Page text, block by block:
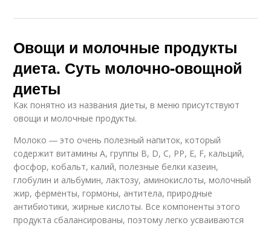
Овощи и молочные продукты
диета. Суть молочно-овощной
диеты
Как понятно из названия диеты, в меню присутствуют
овощи и молочные продукты.
Молоко ― это очень полезный напиток, который
содержит витамины А, группы В, D, С, РР, Е, F, кальций,
фосфор, кобальт, калий, полезные белки казеин,
глобулин и альбумин, лактозу, аминокислоты, молочный
жир, ферменты, гормоны, антитела, природные
антибиотики, жирные кислоты. Все компоненты этого
продукта сбалансированы, поэтому легко усваиваются